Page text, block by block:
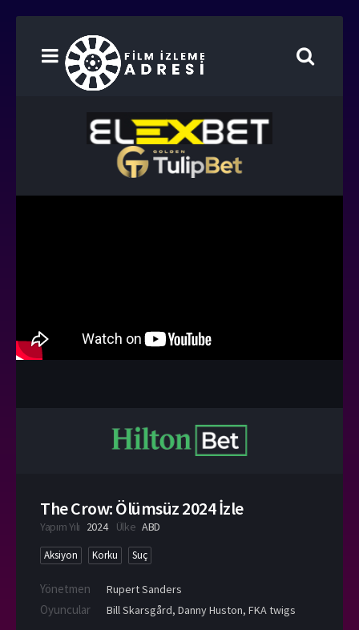
The Crow: Ölümsüz 2024 İzle
Yapım Yılı 2024 Ülke ABD
Aksiyon Korku Suç
Yönetmen Rupert Sanders
Oyuncular Bill Skarsgård, Danny Huston, FKA twigs